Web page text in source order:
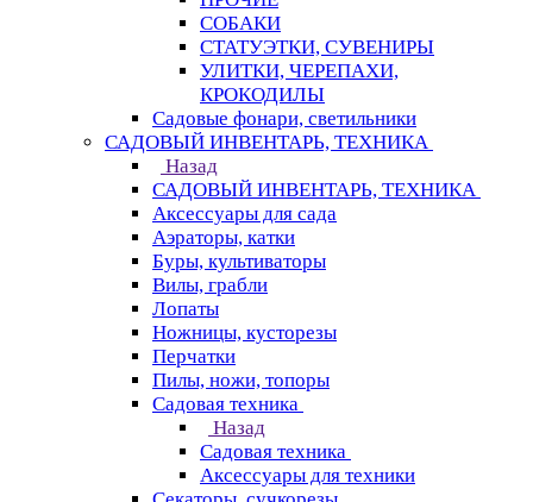
СОБАКИ
СТАТУЭТКИ, СУВЕНИРЫ
УЛИТКИ, ЧЕРЕПАХИ,
КРОКОДИЛЫ
Садовые фонари, светильники
САДОВЫЙ ИНВЕНТАРЬ, ТЕХНИКА
Назад
САДОВЫЙ ИНВЕНТАРЬ, ТЕХНИКА
Аксессуары для сада
Аэраторы, катки
Буры, культиваторы
Вилы, грабли
Лопаты
Ножницы, кусторезы
Перчатки
Пилы, ножи, топоры
Садовая техника
Назад
Садовая техника
Аксессуары для техники